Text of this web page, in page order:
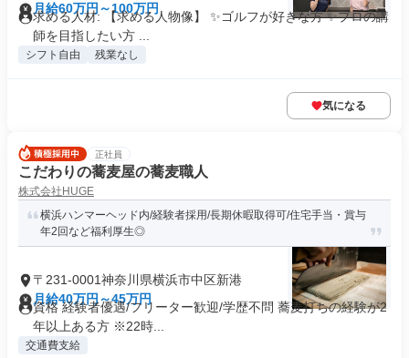
月給60万円～100万円
求める人材: 【求める人物像】 ✨ゴルフが好きな方 ✨プロの講
師を目指したい方 ...
シフト自由 残業なし
気になる
正社員
こだわりの蕎麦屋の蕎麦職人
株式会社HUGE
横浜ハンマーヘッド内/経験者採用/長期休暇取得可/住宅手当・賞与
年2回など福利厚生◎
〒231-0001神奈川県横浜市中区新港
月給40万円～45万円
資格 経験者優遇/フリーター歓迎/学歴不問 蕎麦打ちの経験が2
年以上ある方 ※22時...
交通費支給